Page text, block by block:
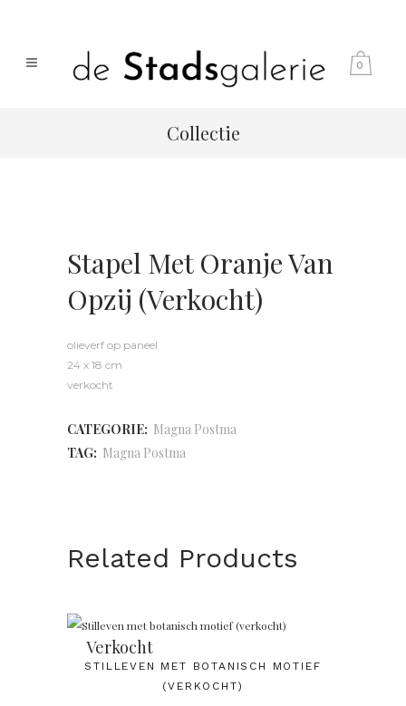
0
Collectie
Stapel Met Oranje Van
Opzij (verkocht)
olieverf op paneel
24 x 18 cm
verkocht
CATEGORIE: Magna Postma
TAG: Magna Postma
Related Products
Verkocht
STILLEVEN MET BOTANISCH MOTIEF
(VERKOCHT)